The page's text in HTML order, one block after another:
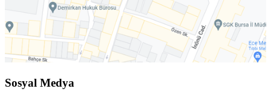
Sosyal Medya